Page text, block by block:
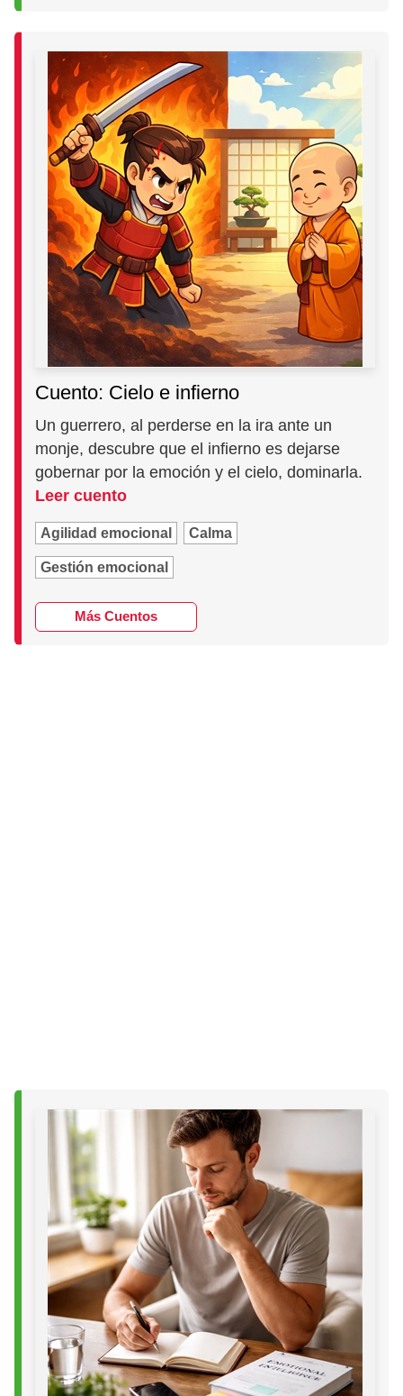
Cuento: Cielo e infierno
Un guerrero, al perderse en la ira ante un
monje, descubre que el infierno es dejarse
gobernar por la emoción y el cielo, dominarla.
Leer cuento
Agilidad emocional Calma
Gestión emocional
Más Cuentos